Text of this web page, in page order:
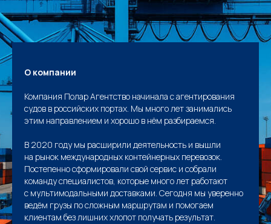
О компании
Компания Полар Агентство начинала с агентирования
судов в российских портах. Мы много лет занимались
этим направлением и хорошо в нём разбираемся.
В 2020 году мы расширили деятельность и вышли
на рынок международных контейнерных перевозок.
Постепенно сформировали свой сервис и собрали
команду специалистов, которые много лет работают
с мультимодальными доставками. Сегодня мы уверенно
ведём грузы по сложным маршрутам и помогаем
клиентам без лишних хлопот получать результат.